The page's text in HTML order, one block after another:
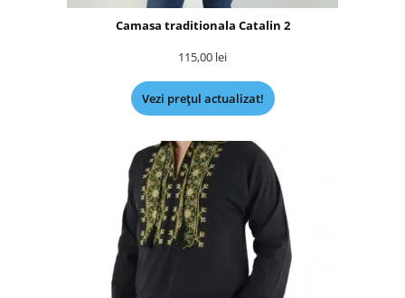
Camasa traditionala Catalin 2
115,00 lei
Vezi prețul actualizat!